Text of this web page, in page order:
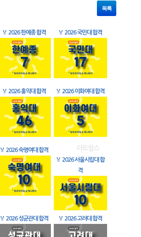
목록
🏅 2026 한예종 합격 🏅 2026 국민대 합격
🏅 2026 홍익대 합격 🏅 2026 이화여대 합격
🏅 2026 숙명여대 합격
🏅 2026 서울시립대 합
격
🏅 2026 성균관대 합격 🏅 2026 고려대 합격